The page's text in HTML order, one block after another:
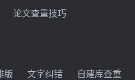
论文查重技巧
版 文字纠错 自建库查重